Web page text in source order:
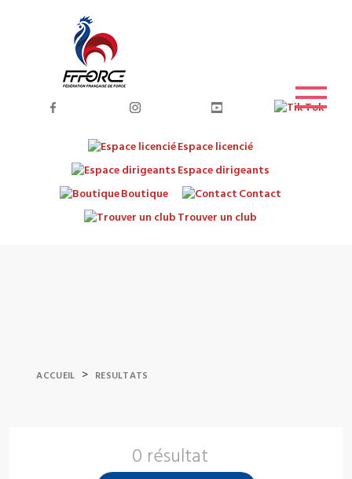
Espace licencié
Espace dirigeants
Boutique
Contact
Trouver un club
ACCUEIL > RESULTATS
0 résultat